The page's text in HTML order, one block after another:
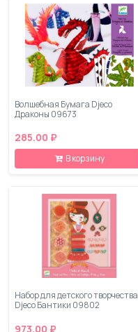
Волшебная Бумага Djeco
Драконы 09673
285.00 ₽
В корзину
Набор для детского творчества
Djeco Бантики 09802
973.00 ₽